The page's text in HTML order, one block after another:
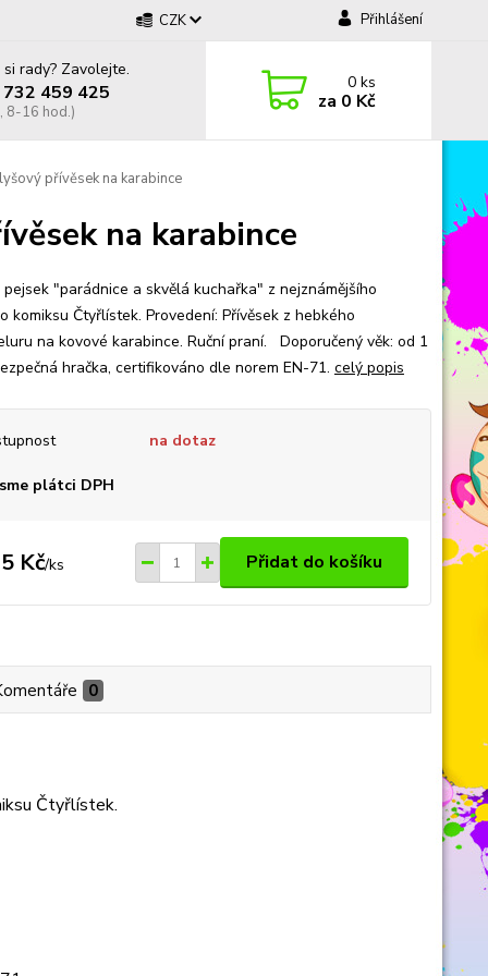
CZK Přihlášení
rady? Zavolejte.
459 425
8-16 hod.)
0ks
za 0 Kč
přívěsek na karabince
na karabince
pejsek "parádnice a skvělá kuchařka" z nejznámějšího
komiksu Čtyřlístek. Provedení: Přívěsek z hebkého
na kovové karabince. Ruční praní. Doporučený věk: od 1
hračka, certifikováno dle norem EN-71. celý popis
na dotaz
plátci DPH
Kč/ks Přidat do košíku
0
Čtyřlístek.